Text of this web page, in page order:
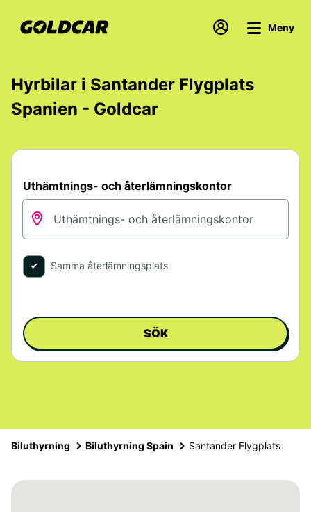
Meny
Hyrbilar i Santander Flygplats
Spanien - Goldcar
Uthämtnings- och återlämningskontor
Samma återlämningsplats
SÖK
Biluthyrning Biluthyrning Spain Santander Flygplats